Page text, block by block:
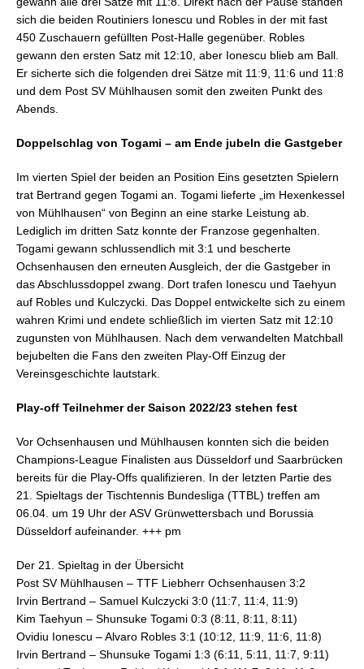
sich die beiden Routiniers Ionescu und Robles in der mit fast
450 Zuschauern gefüllten Post-Halle gegenüber. Robles
gewann den ersten Satz mit 12:10, aber Ionescu blieb am Ball.
Er sicherte sich die folgenden drei Sätze mit 11:9, 11:6 und 11:8
und dem Post SV Mühlhausen somit den zweiten Punkt des
Abends.
Doppelschlag von Togami – am Ende jubeln die Gastgeber
Im vierten Spiel der beiden an Position Eins gesetzten Spielern
trat Bertrand gegen Togami an. Togami lieferte „im Hexenkessel
von Mühlhausen“ von Beginn an eine starke Leistung ab.
Lediglich im dritten Satz konnte der Franzose gegenhalten.
Togami gewann schlussendlich mit 3:1 und bescherte
Ochsenhausen den erneuten Ausgleich, der die Gastgeber in
das Abschlussdoppel zwang. Dort trafen Ionescu und Taehyun
auf Robles und Kulczycki. Das Doppel entwickelte sich zu einem
wahren Krimi und endete schließlich im vierten Satz mit 12:10
zugunsten von Mühlhausen. Nach dem verwandelten Matchball
bejubelten die Fans den zweiten Play-Off Einzug der
Vereinsgeschichte lautstark.
Play-off Teilnehmer der Saison 2022/23 stehen fest
Vor Ochsenhausen und Mühlhausen konnten sich die beiden
Champions-League Finalisten aus Düsseldorf und Saarbrücken
bereits für die Play-Offs qualifizieren. In der letzten Partie des
21. Spieltags der Tischtennis Bundesliga (TTBL) treffen am
06.04. um 19 Uhr der ASV Grünwettersbach und Borussia
Düsseldorf aufeinander. +++ pm
Der 21. Spieltag in der Übersicht
Post SV Mühlhausen – TTF Liebherr Ochsenhausen 3:2
Irvin Bertrand – Samuel Kulczycki 3:0 (11:7, 11:4, 11:9)
Kim Taehyun – Shunsuke Togami 0:3 (8:11, 8:11, 8:11)
Ovidiu Ionescu – Alvaro Robles 3:1 (10:12, 11:9, 11:6, 11:8)
Irvin Bertrand – Shunsuke Togami 1:3 (6:11, 5:11, 11:7, 9:11)